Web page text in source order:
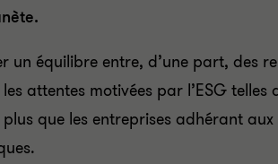
un équilibre entre, d’une part,
attentes motivées par l’ESG
plus que les entreprises adhérant